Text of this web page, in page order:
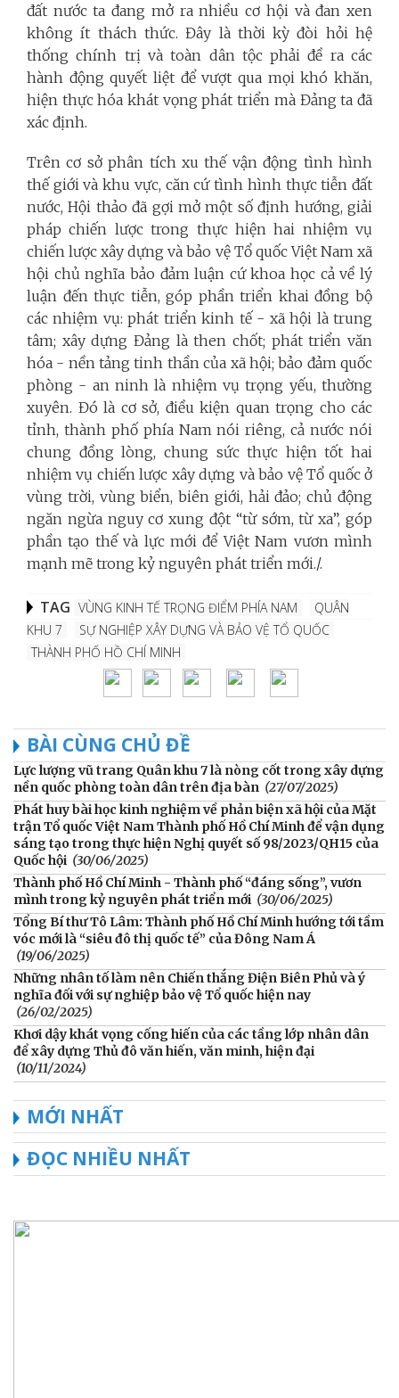
đất nước ta đang mở ra nhiều cơ hội và đan xen
không ít thách thức. Đây là thời kỳ đòi hỏi hệ
thống chính trị và toàn dân tộc phải đề ra các
hành động quyết liệt để vượt qua mọi khó khăn,
hiện thực hóa khát vọng phát triển mà Đảng ta đã
xác định.
Trên cơ sở phân tích xu thế vận động tình hình
thế giới và khu vực, căn cứ tình hình thực tiễn đất
nước, Hội thảo đã gợi mở một số định hướng, giải
pháp chiến lược trong thực hiện hai nhiệm vụ
chiến lược xây dựng và bảo vệ Tổ quốc Việt Nam xã
hội chủ nghĩa bảo đảm luận cứ khoa học cả về lý
luận đến thực tiễn, góp phần triển khai đồng bộ
các nhiệm vụ: phát triển kinh tế - xã hội là trung
tâm; xây dựng Đảng là then chốt; phát triển văn
hóa - nền tảng tinh thần của xã hội; bảo đảm quốc
phòng - an ninh là nhiệm vụ trọng yếu, thường
xuyên. Đó là cơ sở, điều kiện quan trọng cho các
tỉnh, thành phố phía Nam nói riêng, cả nước nói
chung đồng lòng, chung sức thực hiện tốt hai
nhiệm vụ chiến lược xây dựng và bảo vệ Tổ quốc ở
vùng trời, vùng biển, biên giới, hải đảo; chủ động
ngăn ngừa nguy cơ xung đột “từ sớm, từ xa”, góp
phần tạo thế và lực mới để Việt Nam vươn mình
mạnh mẽ trong kỷ nguyên phát triển mới./.
TAG VÙNG KINH TẾ TRỌNG ĐIỂM PHÍA NAM
QUÂN
KHU 7
SỰ NGHIỆP XÂY DỰNG VÀ BẢO VỆ TỔ QUỐC
THÀNH PHỐ HỒ CHÍ MINH
BÀI CÙNG CHỦ ĐỀ
Lực lượng vũ trang Quân khu 7 là nòng cốt trong xây dựng
nền quốc phòng toàn dân trên địa bàn (27/07/2025)
Phát huy bài học kinh nghiệm về phản biện xã hội của Mặt
trận Tổ quốc Việt Nam Thành phố Hồ Chí Minh để vận dụng
sáng tạo trong thực hiện Nghị quyết số 98/2023/QH15 của
Quốc hội (30/06/2025)
Thành phố Hồ Chí Minh - Thành phố “đáng sống”, vươn
mình trong kỷ nguyên phát triển mới (30/06/2025)
Tổng Bí thư Tô Lâm: Thành phố Hồ Chí Minh hướng tới tầm
vóc mới là “siêu đô thị quốc tế” của Đông Nam Á
(19/06/2025)
Những nhân tố làm nên Chiến thắng Điện Biên Phủ và ý
nghĩa đối với sự nghiệp bảo vệ Tổ quốc hiện nay
(26/02/2025)
Khơi dậy khát vọng cống hiến của các tầng lớp nhân dân
để xây dựng Thủ đô văn hiến, văn minh, hiện đại
(10/11/2024)
MỚI NHẤT
ĐỌC NHIỀU NHẤT